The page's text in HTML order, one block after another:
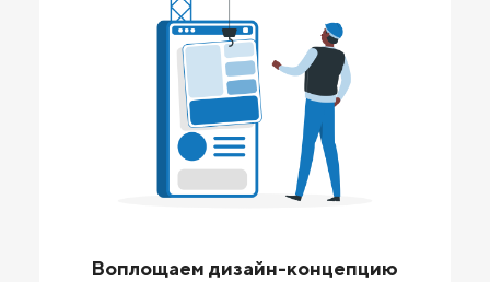
Воплощаем дизайн-концепцию